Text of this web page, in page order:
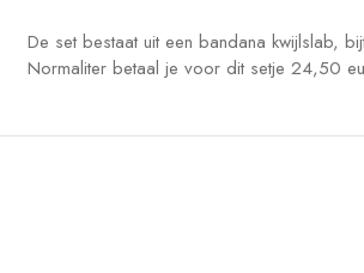
De set bestaat uit een bandana kwijlslab,
Normaliter betaal je voor dit setje 24,50